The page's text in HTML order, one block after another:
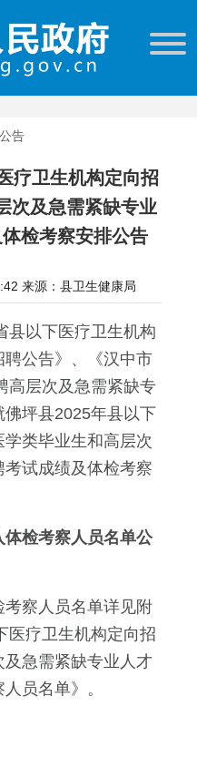
告
疗卫生机构定向招
次及急需紧缺专业
检考察安排公告
来源：县卫生健康局
县以下医疗卫生机构
公告》、《汉中市
高层次及急需紧缺专
坪县2025年县以下
类毕业生和高层次
试成绩及体检考察
检考察人员名单公
察人员名单详见附
医疗卫生机构定向招
急需紧缺专业人才
员名单》。